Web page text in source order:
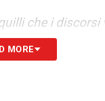
che i
MORE